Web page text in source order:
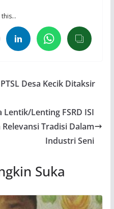
this…
Desa Kecik Ditaksir
Lentik/Lenting FSRD ISI
Tradisi Dalam
Industri Seni
Suka